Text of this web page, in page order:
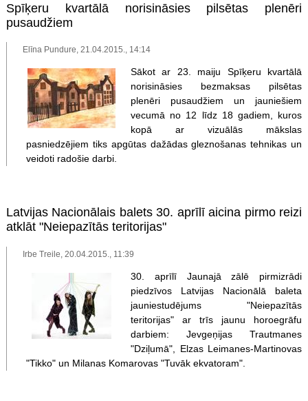
Spīķeru kvartālā norisināsies pilsētas plenēri
pusaudžiem
Elīna Pundure, 21.04.2015., 14:14
Sākot ar 23. maiju Spīķeru kvartālā
norisināsies bezmaksas pilsētas
plenēri pusaudžiem un jauniešiem
vecumā no 12 līdz 18 gadiem, kuros
kopā ar vizuālās mākslas
pasniedzējiem tiks apgūtas dažādas gleznošanas tehnikas un
veidoti radošie darbi.
Latvijas Nacionālais balets 30. aprīlī aicina pirmo reizi
atklāt "Neiepazītās teritorijas"
Irbe Treile, 20.04.2015., 11:39
30. aprīlī Jaunajā zālē pirmizrādi
piedzīvos Latvijas Nacionālā baleta
jauniestudējums "Neiepazītās
teritorijas" ar trīs jaunu horoegrāfu
darbiem: Jevgeņijas Trautmanes
"Dziļumā", Elzas Leimanes-Martinovas
"Tikko" un Milanas Komarovas "Tuvāk ekvatoram".